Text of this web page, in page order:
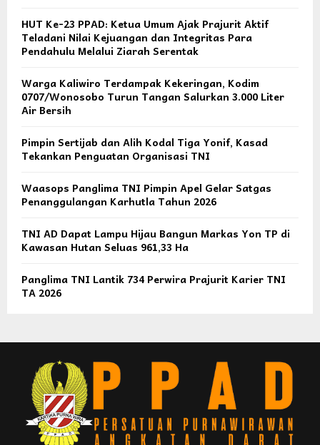
HUT Ke-23 PPAD: Ketua Umum Ajak Prajurit Aktif
Teladani Nilai Kejuangan dan Integritas Para
Pendahulu Melalui Ziarah Serentak
Warga Kaliwiro Terdampak Kekeringan, Kodim
0707/Wonosobo Turun Tangan Salurkan 3.000 Liter
Air Bersih
Pimpin Sertijab dan Alih Kodal Tiga Yonif, Kasad
Tekankan Penguatan Organisasi TNI
Waasops Panglima TNI Pimpin Apel Gelar Satgas
Penanggulangan Karhutla Tahun 2026
TNI AD Dapat Lampu Hijau Bangun Markas Yon TP di
Kawasan Hutan Seluas 961,33 Ha
Panglima TNI Lantik 734 Perwira Prajurit Karier TNI
TA 2026